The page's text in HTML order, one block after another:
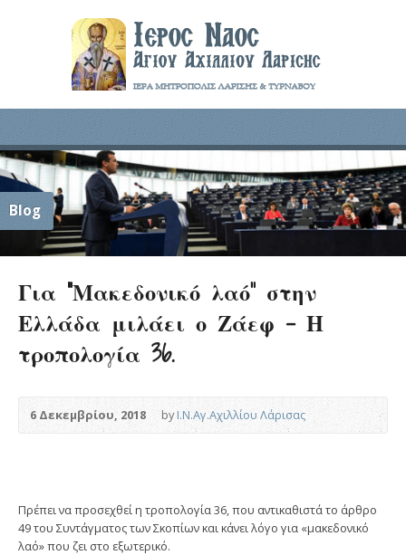
Blog
Για “Μακεδονικό λαό” στην
Ελλάδα μιλάει ο Ζάεφ – Η
τροπολογία 36.
6 Δεκεμβρίου, 2018 byΙ.Ν.Αγ.Αχιλλίου Λάρισας
Πρέπει να προσεχθεί η τροπολογία 36, που αντικαθιστά το άρθρο
49 του Συντάγματος των Σκοπίων και κάνει λόγο για «μακεδονικό
λαό» που ζει στο εξωτερικό.